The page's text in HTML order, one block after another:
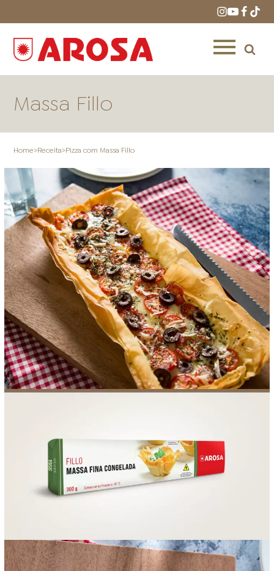
ONDE COMPRAR LOJAS AROSA
DISTRIBUIDORES E
REPRESENTANTES
FOOD SERVICE EMPRESA AGENDA DE CURSOS
INVERNO SAC ACESSO PARA PARCEIROS
Massa Fillo
Home>Receita>Pizza com Massa Fillo